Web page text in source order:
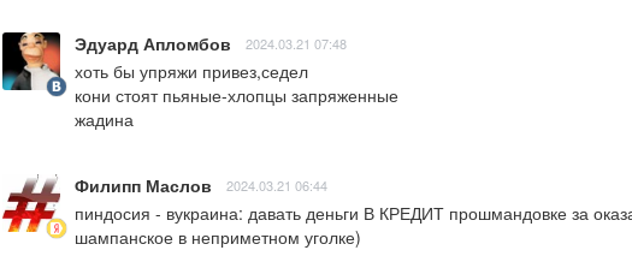
Эдуард Апломбов 2024.03.21 07:48
хоть бы упряжи привез,седел
кони стоят пьяные-хлопцы запряженные
жадина
Филипп Маслов 2024.03.21 06:44
пиндосия - вукраина: давать деньги В КРЕДИТ прошмандовке за
шампанское в неприметном уголке)